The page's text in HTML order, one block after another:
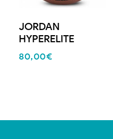
JORDAN
HYPERELITE
80,00€